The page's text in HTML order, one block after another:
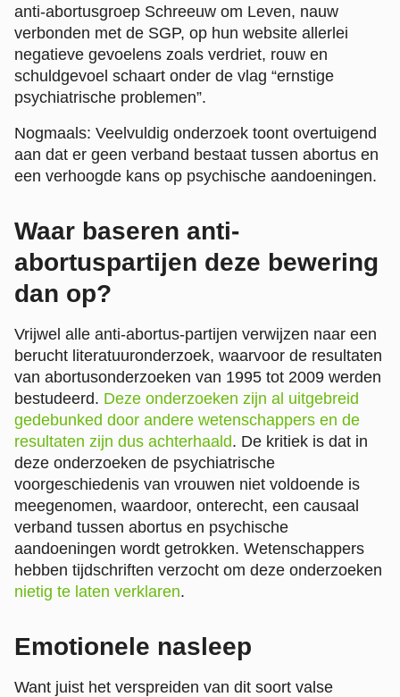
anti-abortusgroep Schreeuw om Leven, nauw
verbonden met de SGP, op hun website allerlei
negatieve gevoelens zoals verdriet, rouw en
schuldgevoel schaart onder de vlag “ernstige
psychiatrische problemen”.
Nogmaals: Veelvuldig onderzoek toont overtuigend
aan dat er geen verband bestaat tussen abortus en
een verhoogde kans op psychische aandoeningen.
Waar baseren anti-
abortuspartijen deze bewering
dan op?
Vrijwel alle anti-abortus-partijen verwijzen naar een
berucht literatuuronderzoek, waarvoor de resultaten
van abortusonderzoeken van 1995 tot 2009 werden
bestudeerd. Deze onderzoeken zijn al uitgebreid
gedebunked door andere wetenschappers en de
resultaten zijn dus achterhaald. De kritiek is dat in
deze onderzoeken de psychiatrische
voorgeschiedenis van vrouwen niet voldoende is
meegenomen, waardoor, onterecht, een causaal
verband tussen abortus en psychische
aandoeningen wordt getrokken. Wetenschappers
hebben tijdschriften verzocht om deze onderzoeken
nietig te laten verklaren.
Emotionele nasleep
Want juist het verspreiden van dit soort valse